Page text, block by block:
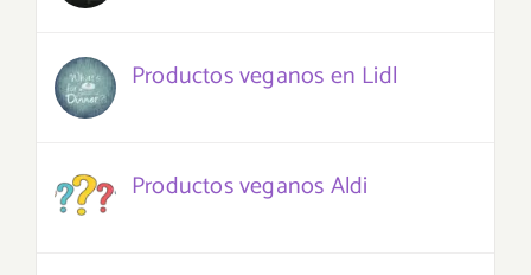
Productos veganos en Lidl
Productos veganos Aldi